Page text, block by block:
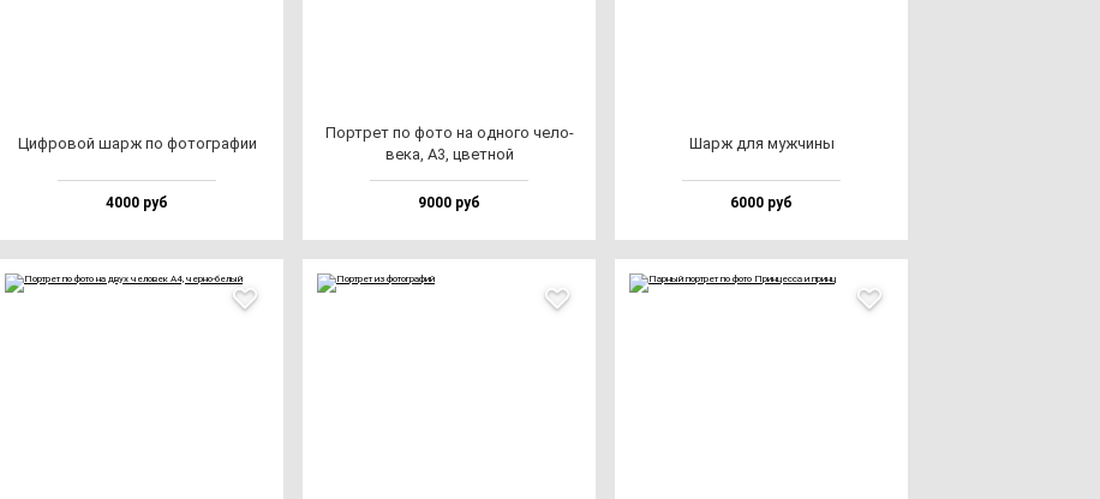
Циф­ро­вой шарж по фо­тог­ра­фии
4000 руб
Пор­трет по фо­то на од­но­го че­ло­
ве­ка, А3, цвет­ной
9000 руб
Шарж для муж­чи­ны
6000 руб